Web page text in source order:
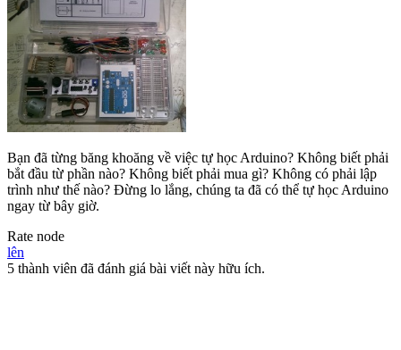
Bạn đã từng băng khoăng về việc tự học Arduino? Không biết phải
bắt đầu từ phần nào? Không biết phải mua gì? Không có phải lập
trình như thế nào? Đừng lo lắng, chúng ta đã có thể tự học Arduino
ngay từ bây giờ.
Rate node
lên
5 thành viên đã đánh giá bài viết này hữu ích.